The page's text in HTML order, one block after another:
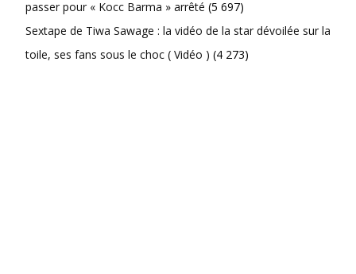
passer pour « Kocc Barma » arrêté (5 697)
Sextape de Tiwa Sawage : la vidéo de la star dévoilée sur la
toile, ses fans sous le choc ( Vidéo ) (4 273)